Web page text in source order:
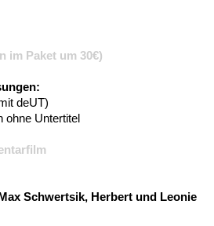
im Paket um 30€)
deUT)
ohne Untertitel
Schwertsik, Herbert und Leonie